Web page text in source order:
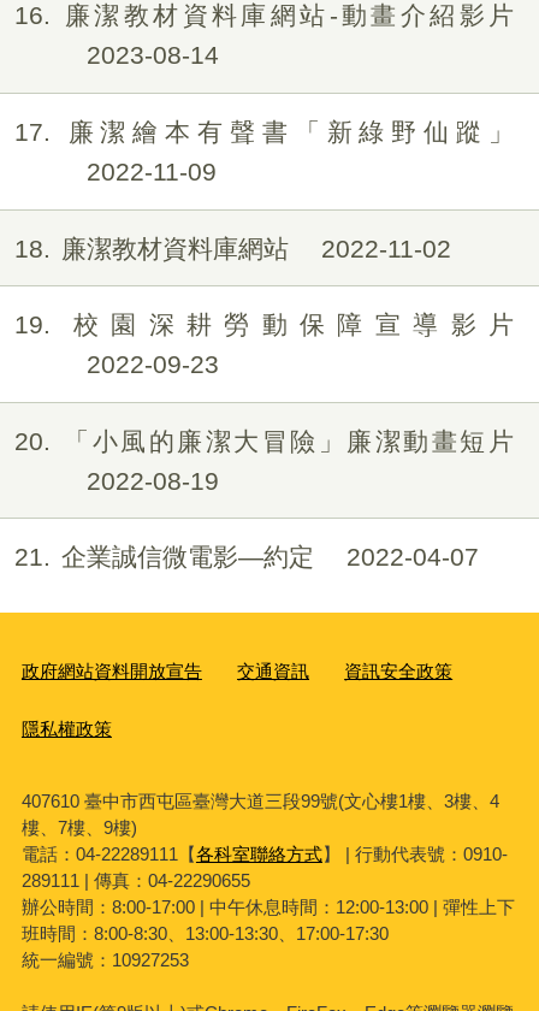
16
廉潔教材資料庫網站-動畫介紹影片
2023-08-14
17
廉潔繪本有聲書「新綠野仙蹤」
2022-11-09
18 廉潔教材資料庫網站 2022-11-02
19
校園深耕勞動保障宣導影片
2022-09-23
20
「小風的廉潔大冒險」廉潔動畫短片
2022-08-19
21 企業誠信微電影—約定 2022-04-07
政府網站資料開放宣告 交通資訊 資訊安全政策
隱私權政策
407610 臺中市西屯區臺灣大道三段99號(文心樓1樓、3樓、4
樓、7樓、9樓)
電話：04-22289111【各科室聯絡方式】 | 行動代表號：0910-
289111 | 傳真：04-22290655
辦公時間：8:00-17:00 | 中午休息時間：12:00-13:00 | 彈性上下
班時間：8:00-8:30、13:00-13:30、17:00-17:30
統一編號：10927253